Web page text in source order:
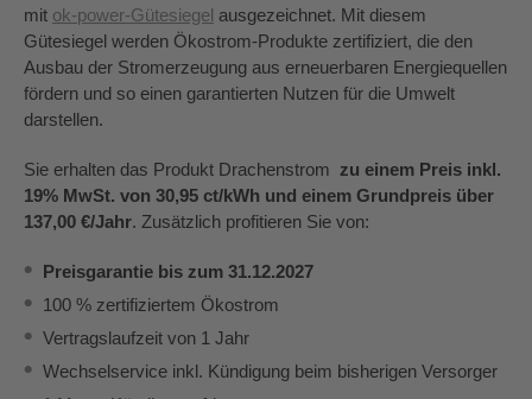
mit ok-power-Gütesiegel ausgezeichnet. Mit diesem
Gütesiegel werden Ökostrom-Produkte zertifiziert, die den
Ausbau der Stromerzeugung aus erneuerbaren Energiequellen
fördern und so einen garantierten Nutzen für die Umwelt
darstellen.
Sie erhalten das Produkt Drachenstrom zu einem Preis inkl.
19% MwSt. von 30,95 ct/kWh und einem Grundpreis über
137,00 €/Jahr. Zusätzlich profitieren Sie von:
Preisgarantie bis zum 31.12.2027
100 % zertifiziertem Ökostrom
Vertragslaufzeit von 1 Jahr
Wechselservice inkl. Kündigung beim bisherigen Versorger